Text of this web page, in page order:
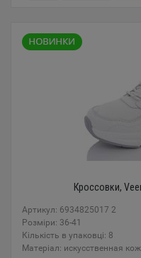
Кроссовки,
Артикул: 6934825017 2
Розміри: 36-41
Кількість в упаковці: 8
Mатеріал: искусственная